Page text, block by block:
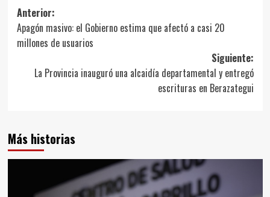
Navegación
de
entradas
Anterior:
Apagón masivo: el Gobierno estima que afectó a casi 20
millones de usuarios
Siguiente:
La Provincia inauguró una alcaidía departamental y entregó
escrituras en Berazategui
Más historias